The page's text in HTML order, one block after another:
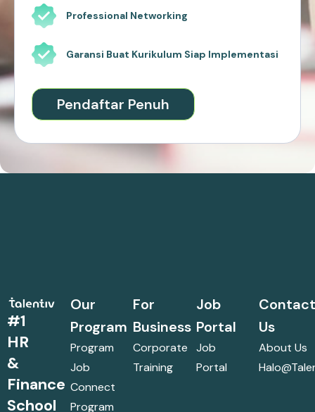
Professional Networking
Garansi Buat Kurikulum Siap Implementasi
Pendaftar Penuh
#1
HR
&
Finance
School
Our
Program
Program
Job
Connect
Program
For
Business
Corporate
Training
Job
Portal
Job
Portal
Us
About Us